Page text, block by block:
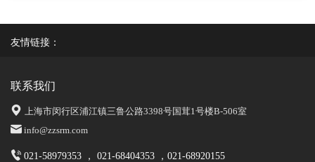
友情链接：
联系我们
上海市闵行区浦江镇三鲁公路3398号国茸1号楼B-506室
info@zzsrm.com
021-58979353 ， 021-68404353 ，021-68920155